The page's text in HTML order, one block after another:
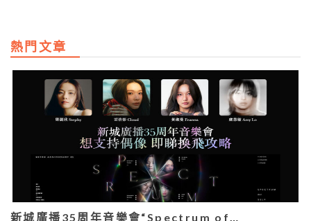
熱門文章
新城廣播35周年音樂會“Spectrum of…